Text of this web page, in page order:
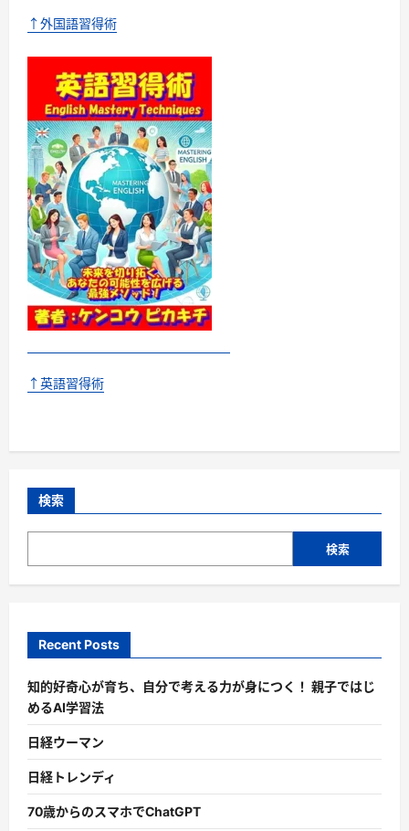
↑外国語習得術
↑英語習得術
検索
検索
Recent Posts
知的好奇心が育ち、自分で考える力が身につく！ 親子ではじ
めるAI学習法
日経ウーマン
日経トレンディ
70歳からのスマホでChatGPT